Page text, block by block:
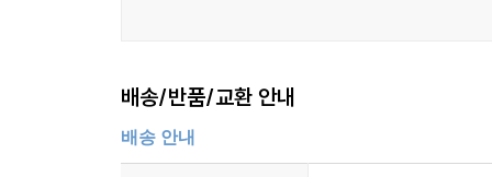
배송/반품/교환 안내
배송 안내